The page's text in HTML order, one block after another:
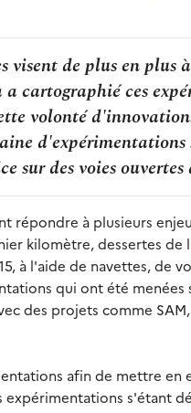
visent de plus en plus
cartographié ces
volonté
d'expérimentations
sur des voies
répondre à plusieurs
kilomètre, dessertes de
à l'aide de navettes, de
qui ont été
des projets comme
afin de mettre en
s'étant